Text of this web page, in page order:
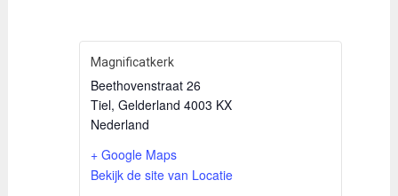
Magnificatkerk
Beethovenstraat 26
Tiel, Gelderland 4003 KX
Nederland
+ Google Maps
Bekijk de site van Locatie